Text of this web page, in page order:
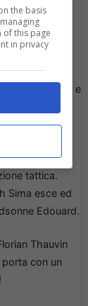
Sima
al volo la palla e
tattica.
Sima esce ed
Edouard.
Thauvin
con un
the basis
this page
in privacy